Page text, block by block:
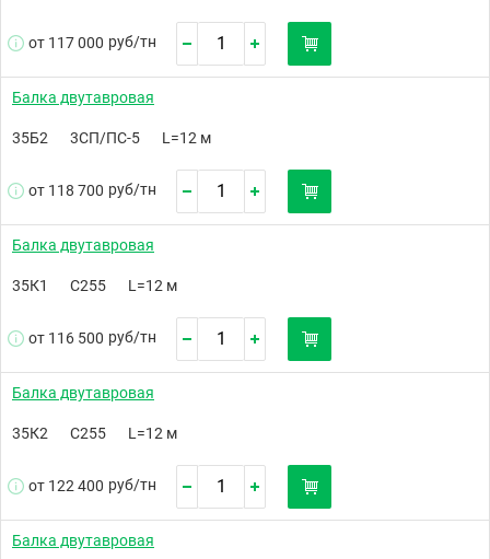
от 117 000 руб/тн
Балка двутавровая
35Б2 3СП/ПС-5 L=12 м
от 118 700 руб/тн
Балка двутавровая
35К1 С255 L=12 м
от 116 500 руб/тн
Балка двутавровая
35К2 С255 L=12 м
от 122 400 руб/тн
Балка двутавровая